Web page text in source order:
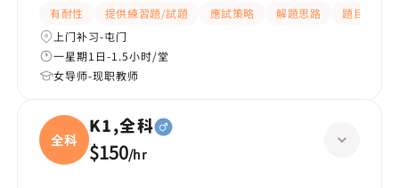
有耐性 提供練習題/試題 應試策略 解題思路
題目講解
上门补习-屯门
一星期1日-1.5小时/堂
女导师-现职教师
全科
K1,全科
$150/hr